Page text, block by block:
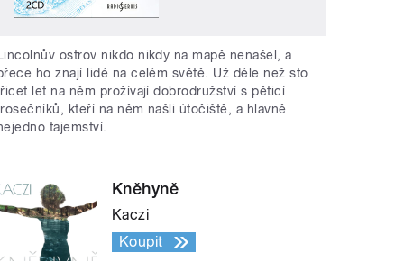
ostrov nikdo nikdy na mapě nenašel, a
ho znají lidé na celém světě. Už déle než sto
let na něm prožívají dobrodružství s pěticí
kteří na něm našli útočiště, a hlavně
tajemství.
Kněhyně
Kaczi
Koupit